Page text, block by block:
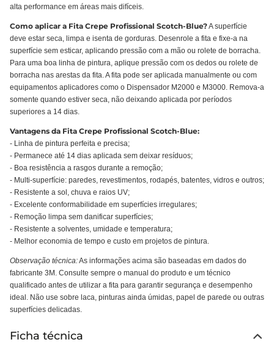
alta performance em áreas mais difíceis.
Como aplicar a Fita Crepe Profissional Scotch-Blue?A superfície
deve estar seca, limpa e isenta de gorduras. Desenrole a fita e fixe-a na
superfície sem esticar, aplicando pressão com a mão ou rolete de borracha.
Para uma boa linha de pintura, aplique pressão com os dedos ou rolete de
borracha nas arestas da fita. A fita pode ser aplicada manualmente ou com
equipamentos aplicadores como o Dispensador M2000 e M3000. Remova-a
somente quando estiver seca, não deixando aplicada por períodos
superiores a 14 dias.
Vantagens da Fita Crepe Profissional Scotch-Blue:
- Linha de pintura perfeita e precisa;
- Permanece até 14 dias aplicada sem deixar resíduos;
- Boa resistência a rasgos durante a remoção;
- Multi-superfície: paredes, revestimentos, rodapés, batentes, vidros e outros;
- Resistente a sol, chuva e raios UV;
- Excelente conformabilidade em superfícies irregulares;
- Remoção limpa sem danificar superfícies;
- Resistente a solventes, umidade e temperatura;
- Melhor economia de tempo e custo em projetos de pintura.
Observação técnica:As informações acima são baseadas em dados do
fabricante 3M. Consulte sempre o manual do produto e um técnico
qualificado antes de utilizar a fita para garantir segurança e desempenho
ideal. Não use sobre laca, pinturas ainda úmidas, papel de parede ou outras
superfícies delicadas.
Ficha técnica